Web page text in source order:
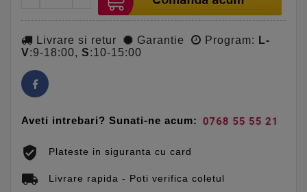
Livrare si retur Garantie Program: L-
V:9-18:00, S:10-15:00
Aveti intrebari? Sunati-ne acum:
Plateste in siguranta cu card
Livrare rapida - Poti verifica coletul